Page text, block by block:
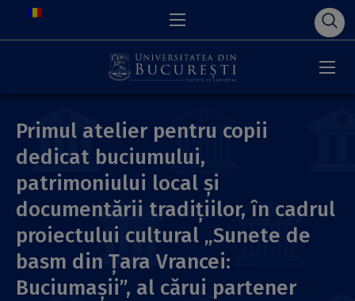
Primul atelier pentru copii
dedicat buciumului,
patrimoniului local și
documentării tradițiilor, în cadrul
proiectului cultural „Sunete de
basm din Țara Vrancei:
Buciumașii”, al cărui partener